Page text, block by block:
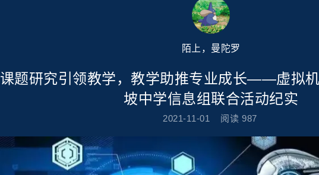
陌上，曼陀罗
课题研究引领教学，教学助推专业成长——虚拟
坡中学信息组联合活动纪实
2021-11-01 阅读 987